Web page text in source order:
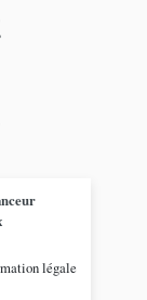
légale